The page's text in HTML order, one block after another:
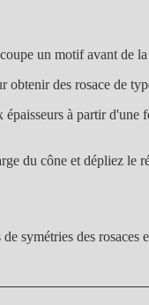
un motif avant de
obtenir des rosace de
épaisseurs à partir
du cône et dépliez le
symétries des rosaces